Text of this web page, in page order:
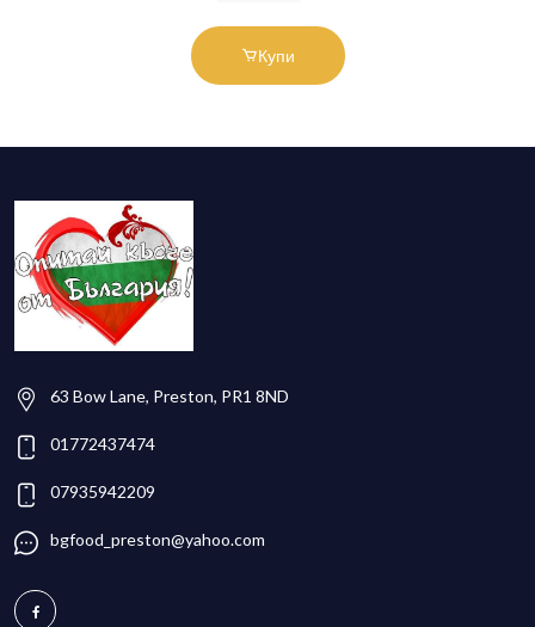
Купи
63 Bow Lane, Preston, PR1 8ND
01772437474
07935942209
bgfood_preston@yahoo.com